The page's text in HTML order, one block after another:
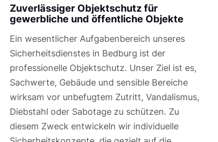
Zuverlässiger Objektschutz für
gewerbliche und öffentliche Objekte
Ein wesentlicher Aufgabenbereich unseres
Sicherheitsdienstes in Bedburg ist der
professionelle Objektschutz. Unser Ziel ist es,
Sachwerte, Gebäude und sensible Bereiche
wirksam vor unbefugtem Zutritt, Vandalismus,
Diebstahl oder Sabotage zu schützen. Zu
diesem Zweck entwickeln wir individuelle